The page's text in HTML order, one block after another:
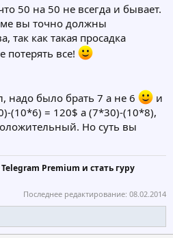
50 на 50 не всегда и бывает.
вы точно должны
так как такая просадка
потерять все!
надо было брать 7 а не 6
и
(10*6) = 120$ а (7*30)-(10*8),
Но суть вы
Premium и стать гуру
Последнее редактирование: 08.02.2014